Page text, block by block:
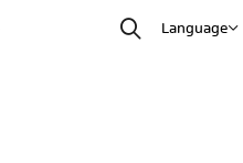
Language